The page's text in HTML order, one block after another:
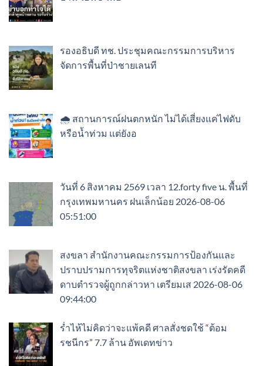
รองอธิบดี ทช. ประชุมคณะกรรมการบริหาร
จัดการพื้นที่ป่าชายเลนที
🌧️ สถานการณ์ฝนตกหนัก ไม่ได้เสี่ยงแค่ไฟดับ
หรือน้ำท่วม แต่ยังอ
วันที่ 6 สิงหาคม 2569 เวลา 12.forty five น. พื้นที่
กรุงเทพมหานคร ฝนเล็กน้อย 2026-08-06
05:51:00
สงขลา สำนักงานคณะกรรมการป้องกันและ
ปราบปรามการทุจริตแห่งชาติสงขลา เร่งรัดคดี
ดาบตำรวจผู้ถูกกล่าวหา เตรียมเส 2026-08-06
09:44:00
ร่ำไห้ไม่คิดว่าจะแพ้คดี ศาลสั่งชดใช้ “ต้อม
รชนีกร” 7.7 ล้าน อัพเดทข่าว